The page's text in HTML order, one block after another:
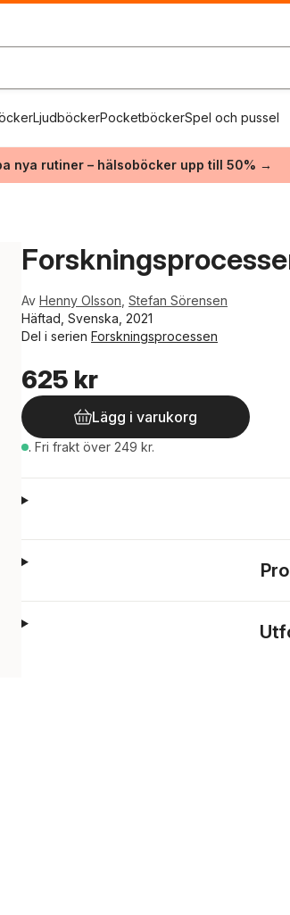
LjudböckerPocketböckerSpel och pussel
nya rutiner – hälsoböcker upp till 50% →
Av Henny Olsson Stefan Sörensen
Häftad, Svenska, 2021
Del i serien Forskningsprocessen
625 kr
Lägg i varukorg
. Fri frakt över 249 kr.